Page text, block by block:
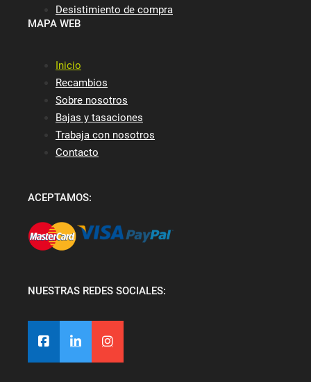
Desistimiento de compra
MAPA WEB
Inicio
Recambios
Sobre nosotros
Bajas y tasaciones
Trabaja con nosotros
Contacto
ACEPTAMOS:
NUESTRAS REDES SOCIALES: